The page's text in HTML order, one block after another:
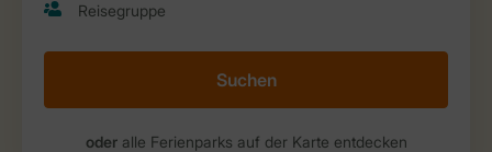
Suchen
oderalle Ferienparks auf der Karte entdecken